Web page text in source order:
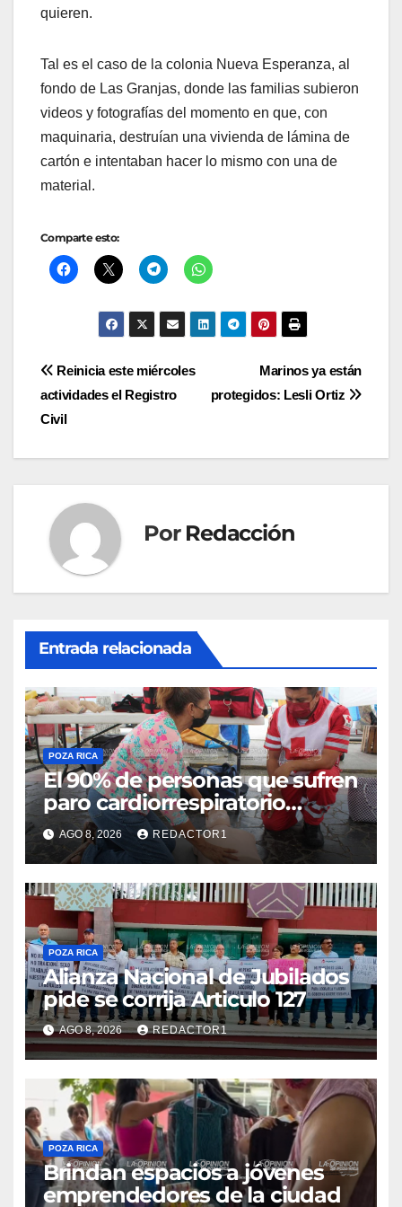
quieren.
Tal es el caso de la colonia Nueva Esperanza, al
fondo de Las Granjas, donde las familias subieron
videos y fotografías del momento en que, con
maquinaria, destruían una vivienda de lámina de
cartón e intentaban hacer lo mismo con una de
material.
Comparte esto:
Navegación
de
entradas
Marinos ya están
protegidos: Lesli Ortiz
Reinicia este miércoles
actividades el Registro
Civil
Por Redacción
Entrada relacionada
POZA RICA
El 90% de personas que sufren
paro cardiorrespiratorio
mueren
AGO 8, 2026 REDACTOR1
POZA RICA
Alianza Nacional de Jubilados
pide se corrija Articulo 127
AGO 8, 2026 REDACTOR1
POZA RICA
Brindan espacios a jóvenes
emprendedores de la ciudad